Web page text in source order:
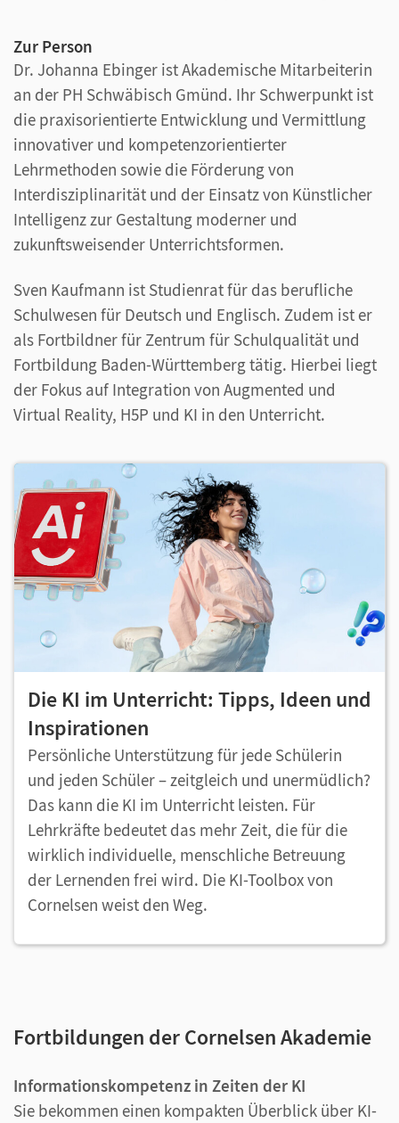
Zur Person
Dr. Johanna Ebinger ist Akademische Mitarbeiterin
an der PH Schwäbisch Gmünd. Ihr Schwerpunkt ist
die praxisorientierte Entwicklung und Vermittlung
innovativer und kompetenzorientierter
Lehrmethoden sowie die Förderung von
Interdisziplinarität und der Einsatz von Künstlicher
Intelligenz zur Gestaltung moderner und
zukunftsweisender Unterrichtsformen.
Sven Kaufmann ist Studienrat für das berufliche
Schulwesen für Deutsch und Englisch. Zudem ist er
als Fortbildner für Zentrum für Schulqualität und
Fortbildung Baden-Württemberg tätig. Hierbei liegt
der Fokus auf Integration von Augmented und
Virtual Reality, H5P und KI in den Unterricht.
Die KI im Unterricht: Tipps, Ideen und
Inspirationen
Persönliche Unterstützung für jede Schülerin
und jeden Schüler – zeitgleich und unermüdlich?
Das kann die KI im Unterricht leisten. Für
Lehrkräfte bedeutet das mehr Zeit, die für die
wirklich individuelle, menschliche Betreuung
der Lernenden frei wird. Die KI-Toolbox von
Cornelsen weist den Weg.
Fortbildungen der Cornelsen Akademie
Informationskompetenz in Zeiten der KI
Sie bekommen einen kompakten Überblick über KI-